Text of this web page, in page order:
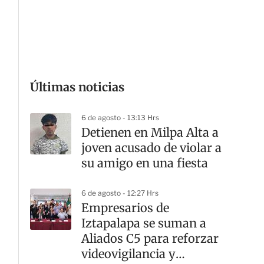
Últimas noticias
6 de agosto - 13:13 Hrs
Detienen en Milpa Alta a
joven acusado de violar a
su amigo en una fiesta
6 de agosto - 12:27 Hrs
Empresarios de
Iztapalapa se suman a
Aliados C5 para reforzar
videovigilancia y